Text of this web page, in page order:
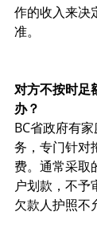
作的收入来决
准。
对方不按时足
办？
BC省政府有
务，专门针对
费。通常采取
户划款，不予
欠款人护照不